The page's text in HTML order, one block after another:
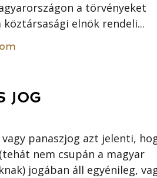
a törvényeket
elnök rendeli...
JOG
panaszjog azt jelenti,
nem csupán a magyar
jogában áll egyénileg,